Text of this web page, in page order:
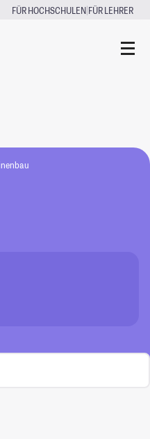
FÜR HOCHSCHULEN|FÜR LEHRER